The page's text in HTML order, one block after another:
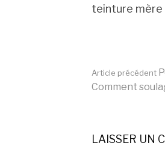
teinture mère
Lire
Article précédent
Comment
LAISSER UN